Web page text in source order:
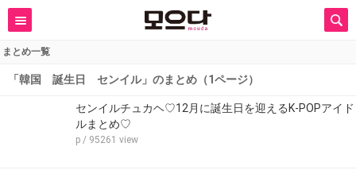
まとめ一覧
「韓国 誕生日 センイル」のまとめ（1ページ）
センイルチュカヘ♡12月に誕生日を迎えるK-POPアイド
ルまとめ♡
p / 95261 view